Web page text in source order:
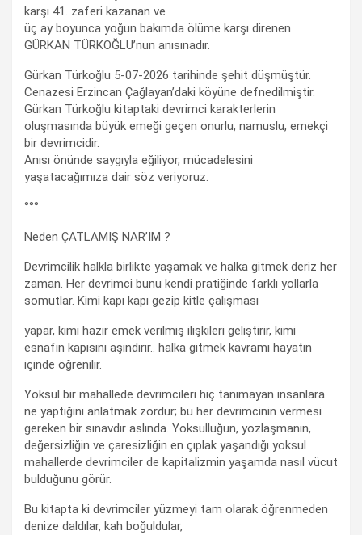
karşı 41. zaferi kazanan ve
üç ay boyunca yoğun bakımda ölüme karşı direnen
GÜRKAN TÜRKOĞLU’nun anısınadır.
Gürkan Türkoğlu 5-07-2026 tarihinde şehit düşmüştür.
Cenazesi Erzincan Çağlayan’daki köyüne defnedilmiştir.
Gürkan Türkoğlu kitaptaki devrimci karakterlerin
oluşmasında büyük emeği geçen onurlu, namuslu, emekçi
bir devrimcidir.
Anısı önünde saygıyla eğiliyor, mücadelesini
yaşatacağımıza dair söz veriyoruz.
°°°
Neden ÇATLAMIŞ NAR’IM ?
Devrimcilik halkla birlikte yaşamak ve halka gitmek deriz her
zaman. Her devrimci bunu kendi pratiğinde farklı yollarla
somutlar. Kimi kapı kapı gezip kitle çalışması
yapar, kimi hazır emek verilmiş ilişkileri geliştirir, kimi
esnafın kapısını aşındırır.. halka gitmek kavramı hayatın
içinde öğrenilir.
Yoksul bir mahallede devrimcileri hiç tanımayan insanlara
ne yaptığını anlatmak zordur; bu her devrimcinin vermesi
gereken bir sınavdır aslında. Yoksulluğun, yozlaşmanın,
değersizliğin ve çaresizliğin en çıplak yaşandığı yoksul
mahallerde devrimciler de kapitalizmin yaşamda nasıl vücut
bulduğunu görür.
Bu kitapta ki devrimciler yüzmeyi tam olarak öğrenmeden
denize daldılar, kah boğuldular,